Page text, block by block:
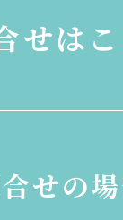
せは
せの